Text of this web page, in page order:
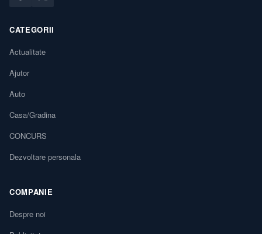
CATEGORII
Actualitate
Ajutor
Auto
Casa/Gradina
CONCURS
Dezvoltare personala
COMPANIE
Despre noi